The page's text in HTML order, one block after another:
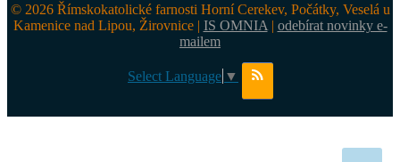
© 2026 Římskokatolické farnosti Horní Cerekev, Počátky, Veselá u
Kamenice nad Lipou, Žirovnice | IS OMNIA | odebírat novinky e-
mailem
Select Language ▼